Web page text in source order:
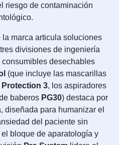
riesgo de contaminación
marca articula soluciones
divisiones de ingeniería
desechables
(que incluye las mascarillas
Protection 3, los aspiradores
baberos PG30) destaca por
diseñada para humanizar el
del paciente sin
bloque de aparatología y